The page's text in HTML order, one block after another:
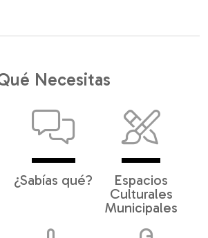
Necesitas
¿Sabías qué?
Espacios
Culturales
Municipales